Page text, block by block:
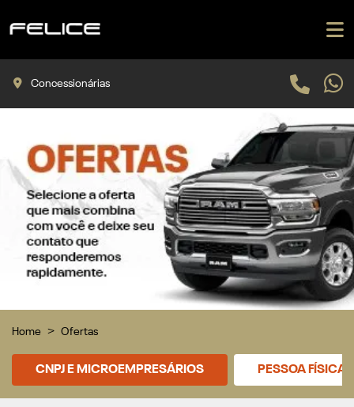
Concessionárias
Home Ofertas
CNPJ E MICROEMPRESÁRIOS PESSOA FÍSICA